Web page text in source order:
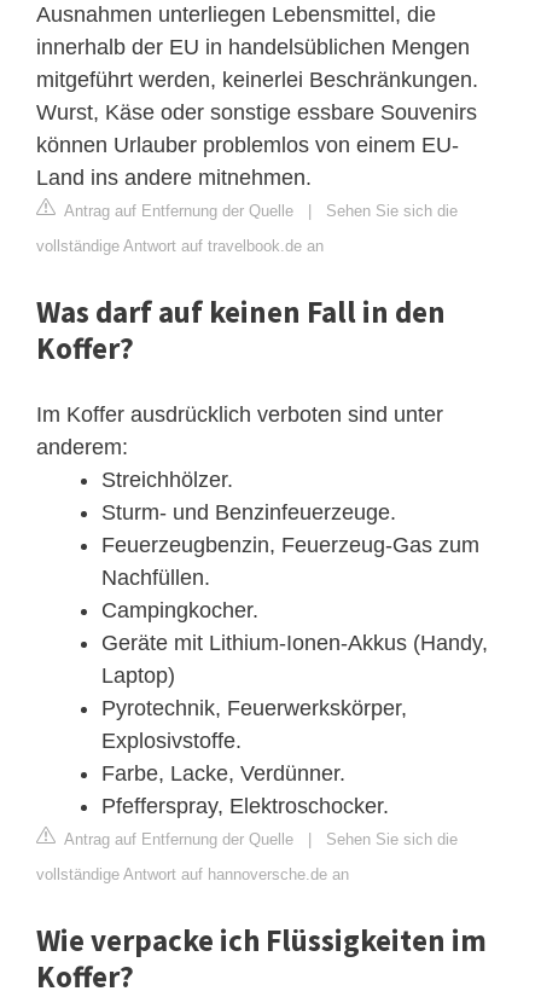
Ausnahmen unterliegen Lebensmittel, die
innerhalb der EU in handelsüblichen Mengen
mitgeführt werden, keinerlei Beschränkungen.
Wurst, Käse oder sonstige essbare Souvenirs
können Urlauber problemlos von einem EU-
Land ins andere mitnehmen.
Antrag auf Entfernung der Quelle | Sehen Sie sich die
vollständige Antwort auf travelbook.de an
Was darf auf keinen Fall in den
Koffer?
Im Koffer ausdrücklich verboten sind unter
anderem:
Streichhölzer.
Sturm- und Benzinfeuerzeuge.
Feuerzeugbenzin, Feuerzeug-Gas zum
Nachfüllen.
Campingkocher.
Geräte mit Lithium-Ionen-Akkus (Handy,
Laptop)
Pyrotechnik, Feuerwerkskörper,
Explosivstoffe.
Farbe, Lacke, Verdünner.
Pfefferspray, Elektroschocker.
Antrag auf Entfernung der Quelle | Sehen Sie sich die
vollständige Antwort auf hannoversche.de an
Wie verpacke ich Flüssigkeiten im
Koffer?